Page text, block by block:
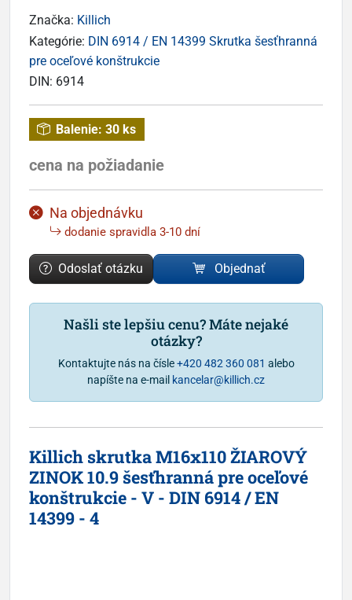
Značka: Killich
Kategórie: DIN 6914 / EN 14399 Skrutka šesťhranná
pre oceľové konštrukcie
DIN: 6914
Balenie: 30 ks
cena na požiadanie
Na objednávku
dodanie spravidla 3-10 dní
Odoslať otázku Objednať
Našli ste lepšiu cenu? Máte nejaké
otázky?
Kontaktujte nás na čísle+420 482 360 081 alebo
napíšte na e-mail kancelar@killich.cz
Killich skrutka M16x110 ŽIAROVÝ
ZINOK 10.9 šesťhranná pre oceľové
konštrukcie - V - DIN 6914 / EN
14399 - 4